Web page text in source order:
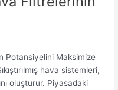
Potansiyelini Maksimize
hava sistemleri,
oluşturur. Piyasadaki